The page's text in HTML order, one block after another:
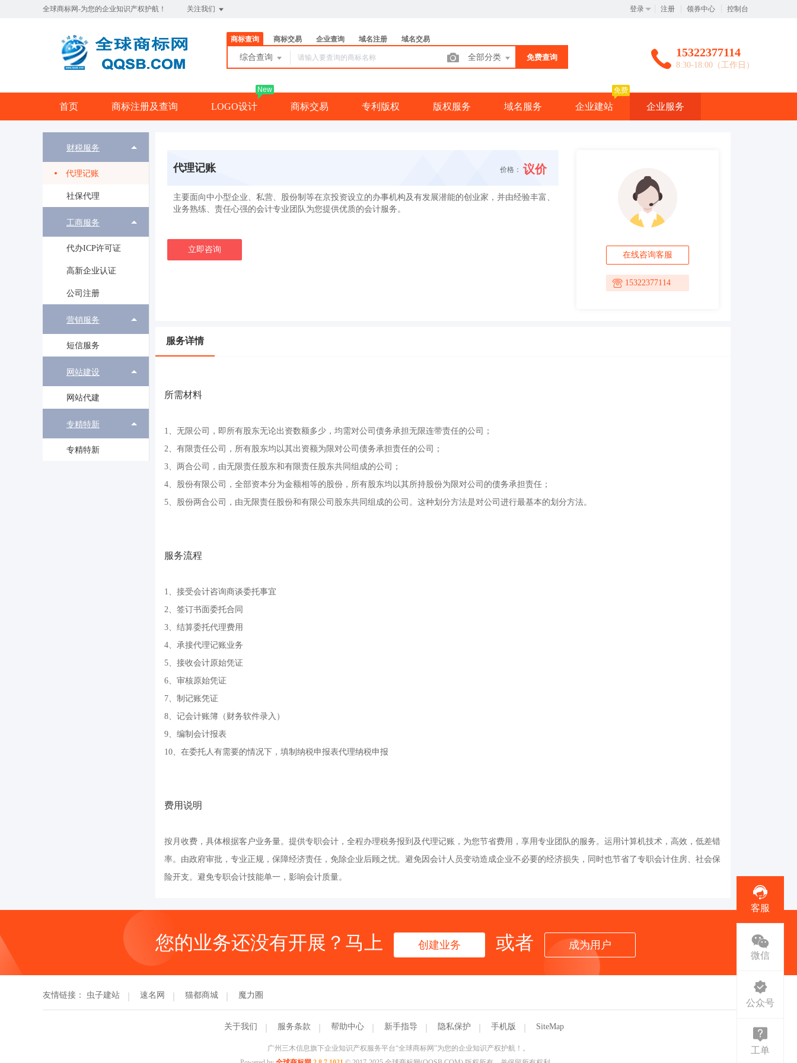
全球商标网-为您的企业知识产权护航！ 关注我们 登录 注册 领券中心 控制台
商标查询 商标交易 企业查询 域名注册 域名交易
综合查询 全部分类 免费查询 15322377114
8:30-18:00（工作日）
首页 商标注册及查询 LOGO设计
New
商标交易 专利版权 版权服务 域名服务 企业建站
免费
企业服务
财税服务
代理记账
社保代理
工商服务
代办ICP许可证
高新企业认证
公司注册
营销服务
短信服务
网站建设
网站代建
专精特新
专精特新
代理记账 价格： 议价
主要面向中小型企业、私营、股份制等在京投资设立的办事机构及有发展潜能的创业家，并由经验丰富、
业务熟练、责任心强的会计专业团队为您提供优质的会计服务。
立即咨询
在线咨询客服
15322377114
服务详情
所需材料
1、无限公司，即所有股东无论出资数额多少，均需对公司债务承担无限连带责任的公司；
2、有限责任公司，所有股东均以其出资额为限对公司债务承担责任的公司；
3、两合公司，由无限责任股东和有限责任股东共同组成的公司；
4、股份有限公司，全部资本分为金额相等的股份，所有股东均以其所持股份为限对公司的债务承担责任；
5、股份两合公司，由无限责任股份和有限公司股东共同组成的公司。这种划分方法是对公司进行最基本的划分方法。
服务流程
1、接受会计咨询商谈委托事宜
2、签订书面委托合同
3、结算委托代理费用
4、承接代理记账业务
5、接收会计原始凭证
6、审核原始凭证
7、制记账凭证
8、记会计账簿（财务软件录入）
9、编制会计报表
10、在委托人有需要的情况下，填制纳税申报表代理纳税申报
费用说明
按月收费，具体根据客户业务量。提供专职会计，全程办理税务报到及代理记账，为您节省费用，享用专业团队的服务。运用计算机技术，高效，低差错
率。由政府审批，专业正规，保障经济责任，免除企业后顾之忧。避免因会计人员变动造成企业不必要的经济损失，同时也节省了专职会计住房、社会保
险开支。避免专职会计技能单一，影响会计质量。
您的业务还没有开展？马上 创建业务 或者 成为用户
友情链接： 虫子建站 速名网 猫都商城 魔力圈
关于我们 服务条款 帮助中心 新手指导 隐私保护 手机版 SiteMap
广州三木信息旗下企业知识产权服务平台“全球商标网”为您的企业知识产权护航！。
客服
微信
公众号
工单